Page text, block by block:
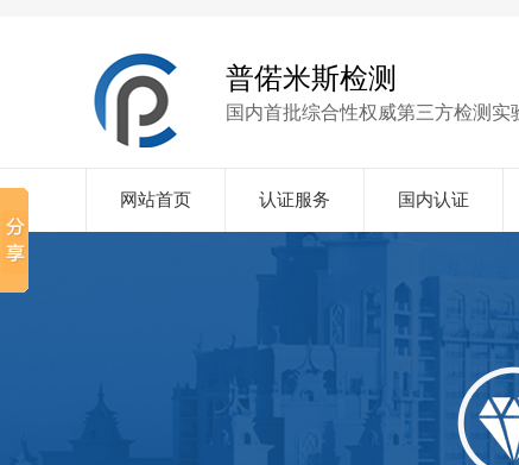
普偌米斯检测
国内首批综合性权威第三方检测实
网站首页 认证服务 国内认证